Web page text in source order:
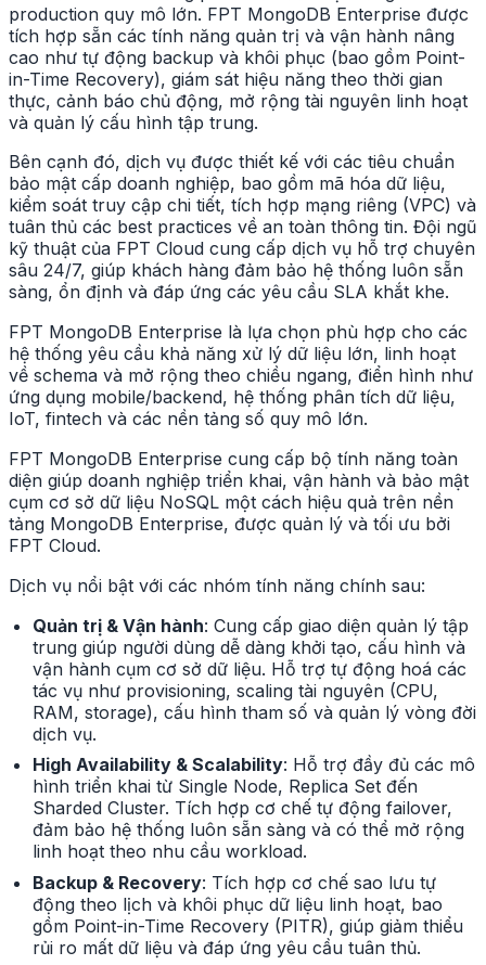
production quy mô lớn. FPT MongoDB Enterprise được
tích hợp sẵn các tính năng quản trị và vận hành nâng
cao như tự động backup và khôi phục (bao gồm Point-
in-Time Recovery), giám sát hiệu năng theo thời gian
thực, cảnh báo chủ động, mở rộng tài nguyên linh hoạt
và quản lý cấu hình tập trung.
Bên cạnh đó, dịch vụ được thiết kế với các tiêu chuẩn
bảo mật cấp doanh nghiệp, bao gồm mã hóa dữ liệu,
kiểm soát truy cập chi tiết, tích hợp mạng riêng (VPC) và
tuân thủ các best practices về an toàn thông tin. Đội ngũ
kỹ thuật của FPT Cloud cung cấp dịch vụ hỗ trợ chuyên
sâu 24/7, giúp khách hàng đảm bảo hệ thống luôn sẵn
sàng, ổn định và đáp ứng các yêu cầu SLA khắt khe.
FPT MongoDB Enterprise là lựa chọn phù hợp cho các
hệ thống yêu cầu khả năng xử lý dữ liệu lớn, linh hoạt
về schema và mở rộng theo chiều ngang, điển hình như
ứng dụng mobile/backend, hệ thống phân tích dữ liệu,
IoT, fintech và các nền tảng số quy mô lớn.
FPT MongoDB Enterprise cung cấp bộ tính năng toàn
diện giúp doanh nghiệp triển khai, vận hành và bảo mật
cụm cơ sở dữ liệu NoSQL một cách hiệu quả trên nền
tảng MongoDB Enterprise, được quản lý và tối ưu bởi
FPT Cloud.
Dịch vụ nổi bật với các nhóm tính năng chính sau:
Quản trị & Vận hành: Cung cấp giao diện quản lý tập
trung giúp người dùng dễ dàng khởi tạo, cấu hình và
vận hành cụm cơ sở dữ liệu. Hỗ trợ tự động hoá các
tác vụ như provisioning, scaling tài nguyên (CPU,
RAM, storage), cấu hình tham số và quản lý vòng đời
dịch vụ.
High Availability & Scalability: Hỗ trợ đầy đủ các mô
hình triển khai từ Single Node, Replica Set đến
Sharded Cluster. Tích hợp cơ chế tự động failover,
đảm bảo hệ thống luôn sẵn sàng và có thể mở rộng
linh hoạt theo nhu cầu workload.
Backup & Recovery: Tích hợp cơ chế sao lưu tự
động theo lịch và khôi phục dữ liệu linh hoạt, bao
gồm Point-in-Time Recovery (PITR), giúp giảm thiểu
rủi ro mất dữ liệu và đáp ứng yêu cầu tuân thủ.